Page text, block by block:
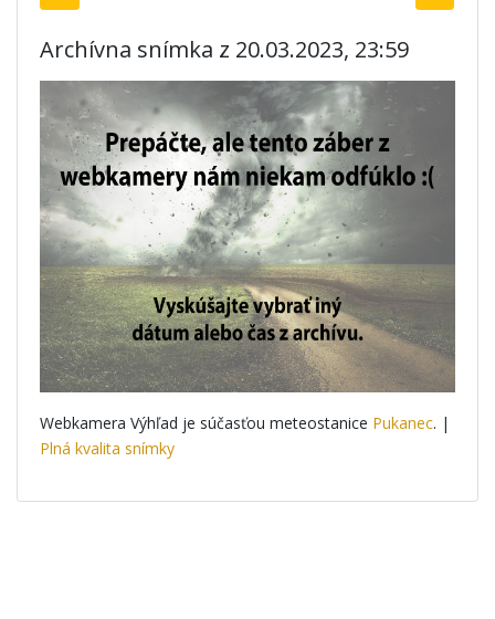
Archívna snímka z 20.03.2023, 23:59
Webkamera Výhľad je súčasťou meteostanice Pukanec. |
Plná kvalita snímky